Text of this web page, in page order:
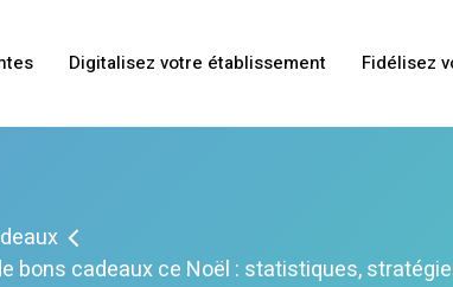
Digitalisez votre établissement Fidélisez
bons cadeaux ce Noël : statistiques,